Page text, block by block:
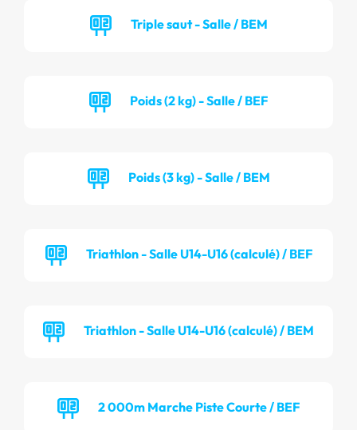
Triple saut - Salle / BEM
Poids (2 kg) - Salle / BEF
Poids (3 kg) - Salle / BEM
Triathlon - Salle U14-U16 (calculé) / BEF
Triathlon - Salle U14-U16 (calculé) / BEM
2 000m Marche Piste Courte / BEF